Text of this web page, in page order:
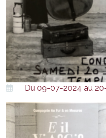
Du 09-07-2024 au